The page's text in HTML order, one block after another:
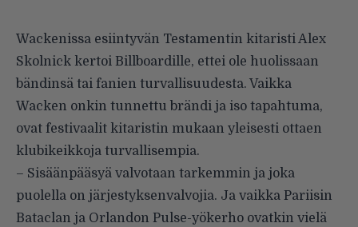
Wackenissa esiintyvän Testamentin kitaristi Alex
Skolnick kertoi Billboardille, ettei ole huolissaan
bändinsä tai fanien turvallisuudesta. Vaikka
Wacken onkin tunnettu brändi ja iso tapahtuma,
ovat festivaalit kitaristin mukaan yleisesti ottaen
klubikeikkoja turvallisempia.
– Sisäänpääsyä valvotaan tarkemmin ja joka
puolella on järjestyksenvalvojia. Ja vaikka Pariisin
Bataclan ja Orlandon Pulse-yökerho ovatkin vielä